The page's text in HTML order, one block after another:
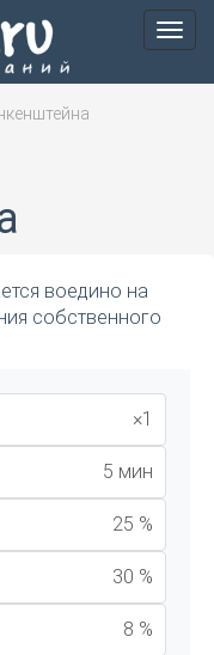
Меню
воедино на
собственного
×1
5 мин
25 %
30 %
8 %